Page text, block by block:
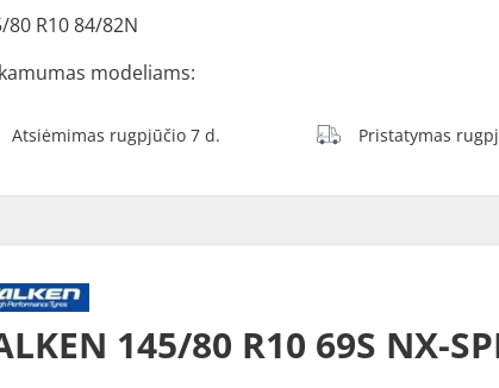
80 R10 84/82N
modeliams:
Atsiėmimas rugpjūčio 7 d. Pristatymas
145/80 R10 69S NX-